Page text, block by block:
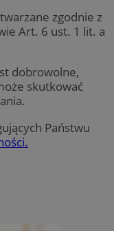
zgodnie z
Art. 6 ust. 1 lit. a
dobrowolne,
skutkować
Państwu